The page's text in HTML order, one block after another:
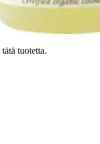
tuotetta.